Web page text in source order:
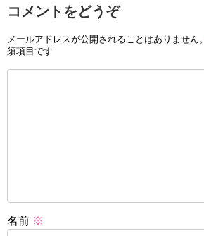
コメントをどうぞ
メールアドレスが公開されることはありません。
須項目です
名前 ※